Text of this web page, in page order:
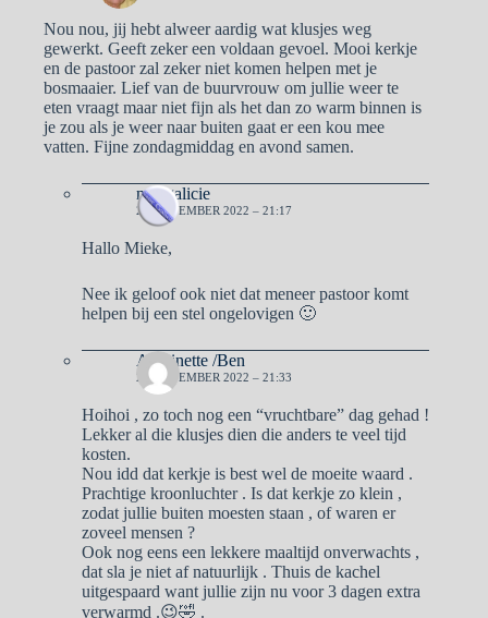
Nou nou, jij hebt alweer aardig wat klusjes weg
gewerkt. Geeft zeker een voldaan gevoel. Mooi kerkje
en de pastoor zal zeker niet komen helpen met je
bosmaaier. Lief van de buurvrouw om jullie weer te
eten vraagt maar niet fijn als het dan zo warm binnen is
je zou als je weer naar buiten gaat er een kou mee
vatten. Fijne zondagmiddag en avond samen.
naargalicie
20 NOVEMBER 2022 – 21:17
Hallo Mieke,
Nee ik geloof ook niet dat meneer pastoor komt
helpen bij een stel ongelovigen 🙂
Antoinette /Ben
20 NOVEMBER 2022 – 21:33
Hoihoi , zo toch nog een “vruchtbare” dag gehad !
Lekker al die klusjes dien die anders te veel tijd
kosten.
Nou idd dat kerkje is best wel de moeite waard .
Prachtige kroonluchter . Is dat kerkje zo klein ,
zodat jullie buiten moesten staan , of waren er
zoveel mensen ?
Ook nog eens een lekkere maaltijd onverwachts ,
dat sla je niet af natuurlijk . Thuis de kachel
uitgespaard want jullie zijn nu voor 3 dagen extra
verwarmd .😉🤣 .